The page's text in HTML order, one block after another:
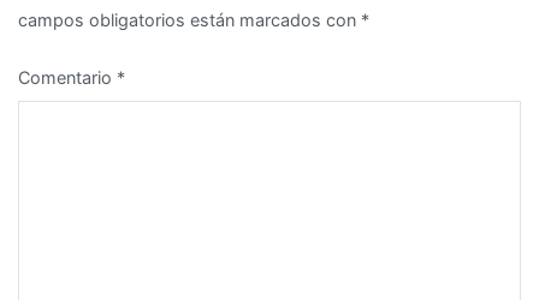
campos obligatorios están marcados con *
Comentario *